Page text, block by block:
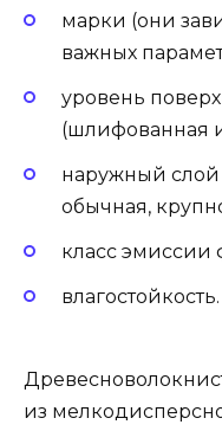
марки (они
важных
уровень
(шлифованная
наружный слой
обычная,
класс эмиссии
влагостойкость.
из